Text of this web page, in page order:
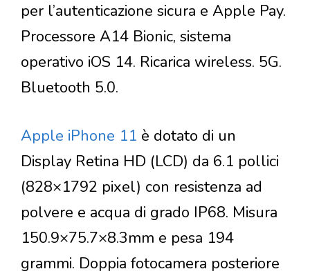
per l’autenticazione sicura e Apple Pay.
Processore A14 Bionic, sistema
operativo iOS 14. Ricarica wireless. 5G.
Bluetooth 5.0.
Apple iPhone 11 è dotato di un
Display Retina HD (LCD) da 6.1 pollici
(828×1792 pixel) con resistenza ad
polvere e acqua di grado IP68. Misura
150.9×75.7×8.3mm e pesa 194
grammi. Doppia fotocamera posteriore